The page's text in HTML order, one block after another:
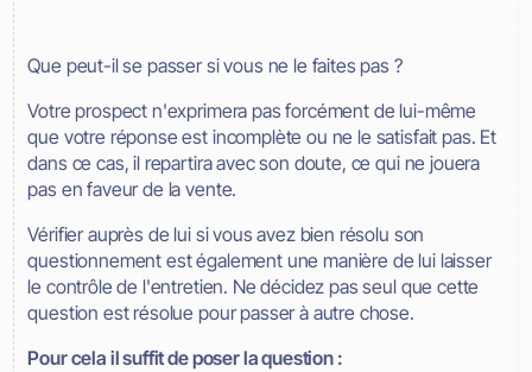
Que peut-il se passer si vous ne le faites pas ?
Votre prospect n'exprimera pas forcément de lui-même
que votre réponse est incomplète ou ne le satisfait pas. Et
dans ce cas, il repartira avec son doute, ce qui ne jouera
pas en faveur de la vente.
Vérifier auprès de lui si vous avez bien résolu son
questionnement est également une manière de lui laisser
le contrôle de l'entretien. Ne décidez pas seul que cette
question est résolue pour passer à autre chose.
Pour cela il suffit de poser la question :